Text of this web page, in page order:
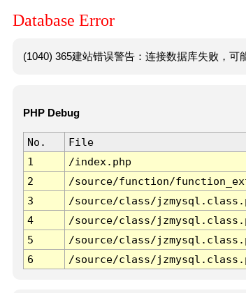
Database Error
(1040) 365建站错误警告：连接数据库失败，可
PHP Debug
No. File
1
/index.php
2
/source/function/
3
/source/class/
4
/source/class/
5
/source/class/
6
/source/class/